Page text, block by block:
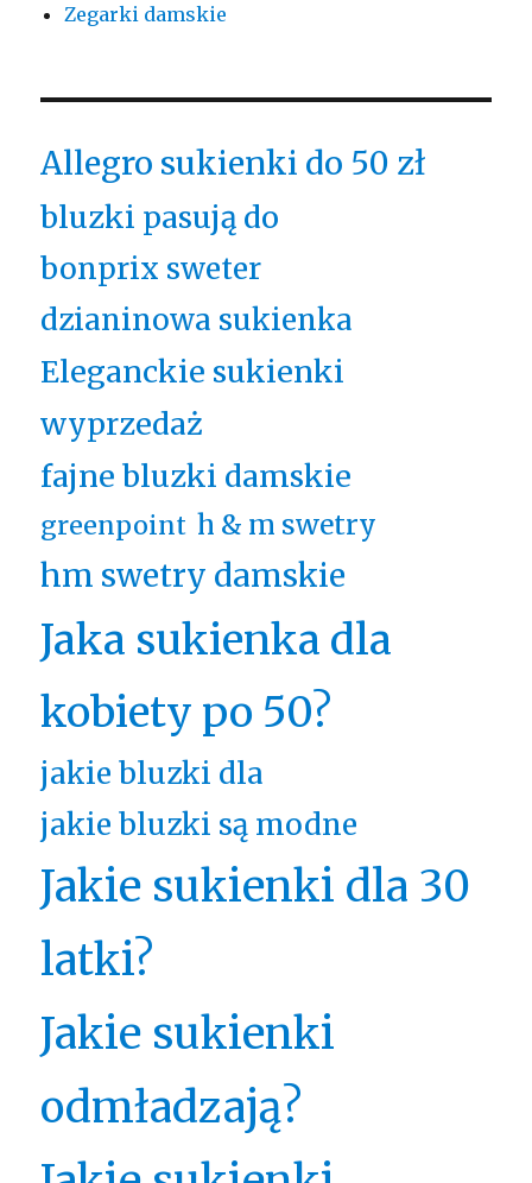
Zegarki damskie
Allegro sukienki do 50 zł
bluzki pasują do
bonprix sweter
dzianinowa sukienka
Eleganckie sukienki
wyprzedaż
fajne bluzki damskie
greenpoint h & m swetry
hm swetry damskie
Jaka sukienka dla
kobiety po 50?
jakie bluzki dla
jakie bluzki są modne
Jakie sukienki dla 30
latki?
Jakie sukienki
odmładzają?